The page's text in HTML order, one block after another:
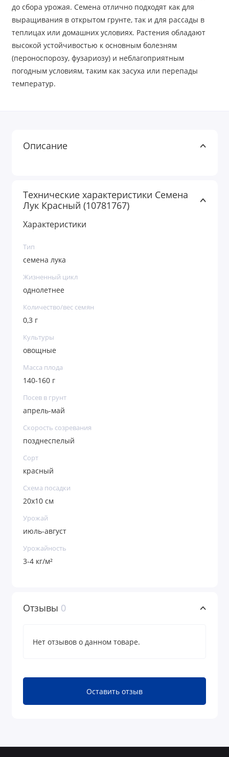
до сбора урожая. ­Семена отлично подходят как для
выращивания в открытом грунте, так и для рассады в
теплицах или домашних условиях.­ Растения обладают
высокой устойчивостью к основным болезням
(пероноспорозу, фузариозу) и неблагоприятным
погодным условиям, таким как засуха или перепады
температур. ­
Описание
Технические характеристики Семена
Лук Красный (10781767)
Характеристики
Тип
семена лука
Жизненный цикл
однолетнее
Количество/вес семян
0,3 г
Культуры
овощные
Масса плода
140-160 г
Посев в грунт
апрель-май
Скорость созревания
позднеспелый
Сорт
красный
Схема посадки
20х10 см
Урожай
июль-август
Урожайность
3-4 кг/м²
Отзывы 0
Нет отзывов о данном товаре.
Оставить отзыв